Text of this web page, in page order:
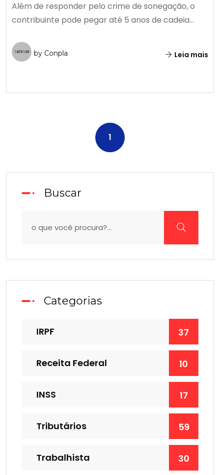
Além de responder pelo crime de sonegação, o
contribuinte pode pegar até 5 anos de cadeia...
by Conpla Leia mais
1
Buscar
Categorias
IRPF 37
Receita Federal 10
INSS 17
Tributários 59
Trabalhista 30